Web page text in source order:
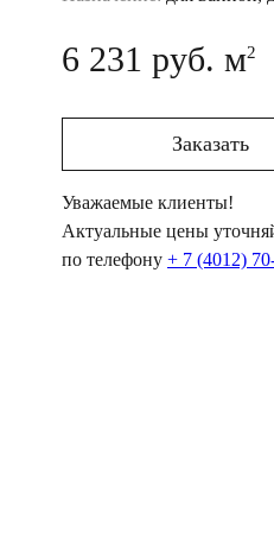
6 231 руб. м2
Заказать
Уважаемые клиенты!
Актуальные цены
по телефону + 7 (4012)